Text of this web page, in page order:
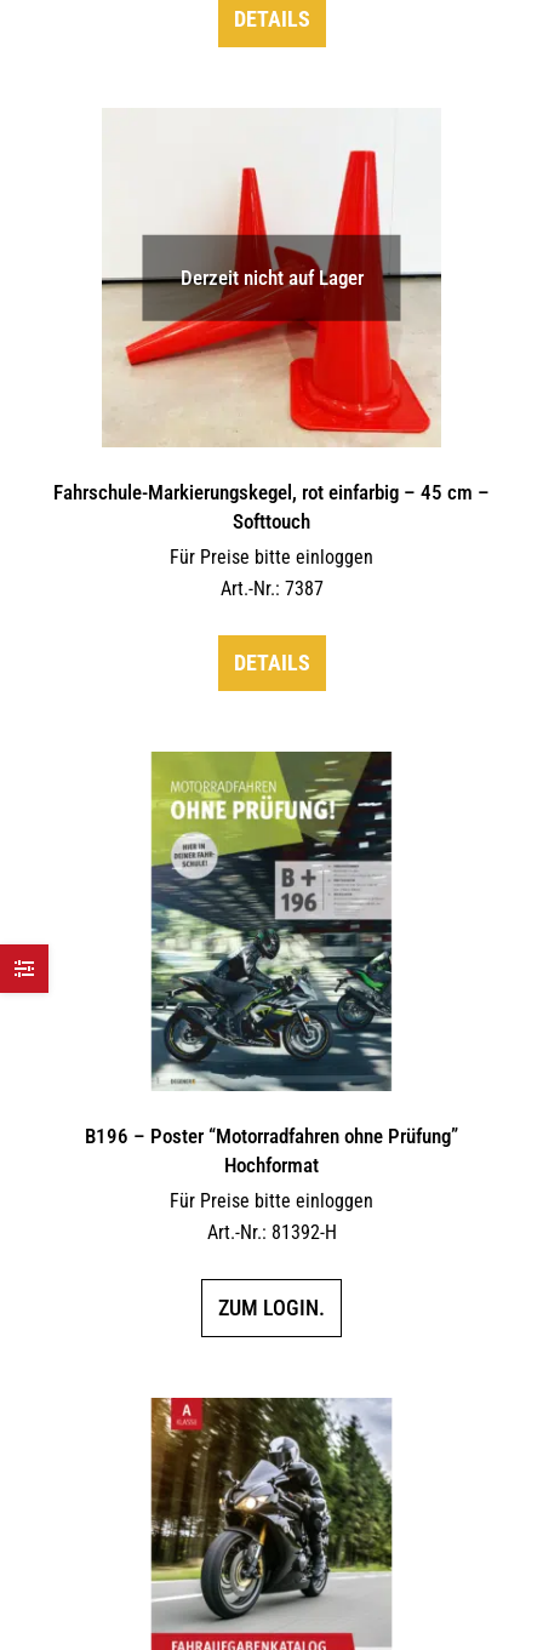
DETAILS
Derzeit nicht auf Lager
Fahrschule-Markierungskegel, rot einfarbig – 45 cm –
Softtouch
Für Preise bitte einloggen
Art.-Nr.: 7387
DETAILS
B196 – Poster “Motorradfahren ohne Prüfung”
Hochformat
Für Preise bitte einloggen
Art.-Nr.: 81392-H
ZUM LOGIN.